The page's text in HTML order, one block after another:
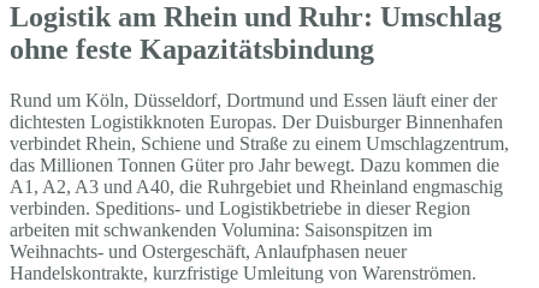
Logistik am Rhein und Ruhr: Umschlag
ohne feste Kapazitätsbindung
Rund um Köln, Düsseldorf, Dortmund und Essen läuft einer der
dichtesten Logistikknoten Europas. Der Duisburger Binnenhafen
verbindet Rhein, Schiene und Straße zu einem Umschlagzentrum,
das Millionen Tonnen Güter pro Jahr bewegt. Dazu kommen die
A1, A2, A3 und A40, die Ruhrgebiet und Rheinland engmaschig
verbinden. Speditions- und Logistikbetriebe in dieser Region
arbeiten mit schwankenden Volumina: Saisonspitzen im
Weihnachts- und Ostergeschäft, Anlaufphasen neuer
Handelskontrakte, kurzfristige Umleitung von Warenströmen.